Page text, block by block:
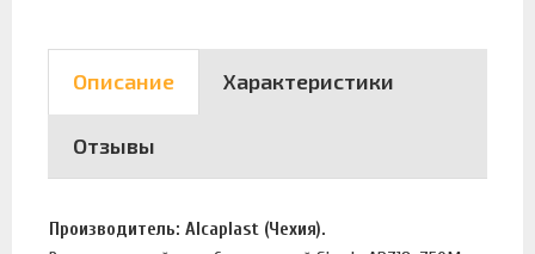
Описание Характеристики
Отзывы
Производитель: Alcaplast (Чехия).